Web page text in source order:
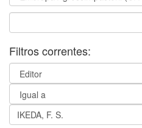
Filtros correntes: